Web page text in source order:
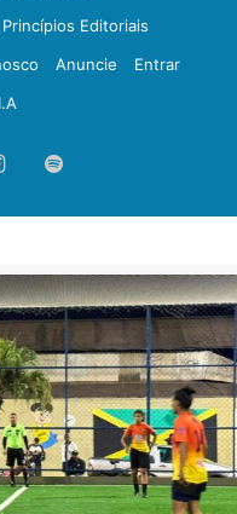
Princípios Editoriais
Anuncie
Entrar
Instagram
Spotify